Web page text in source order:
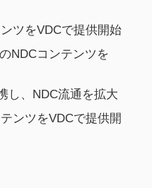
ツをVDCで提供開始
NDCコンテンツを
し、NDC流通を拡大
ンツをVDCで提供開